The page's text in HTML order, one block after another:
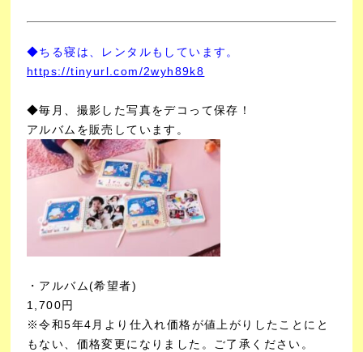
◆ちる寝は、レンタルもしています。
https://tinyurl.com/2wyh89k8
◆毎月、撮影した写真をデコって保存！
アルバムを販売しています。
・アルバム(希望者)
1,700円
※令和5年4月より仕入れ価格が値上がりしたことにと
もない、価格変更になりました。ご了承ください。